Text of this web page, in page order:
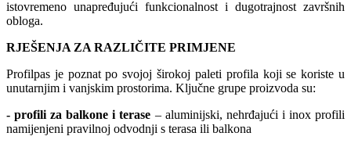
istovremeno unapređujući funkcionalnost i dugotrajnost završnih
obloga.
RJEŠENJA ZA RAZLIČITE PRIMJENE
Profilpas je poznat po svojoj širokoj paleti profila koji se koriste u
unutarnjim i vanjskim prostorima. Ključne grupe proizvoda su:
‐ profili za balkone i terase – aluminijski, nehrđajući i inox profili
namijenjeni pravilnoj odvodnji s terasa ili balkona